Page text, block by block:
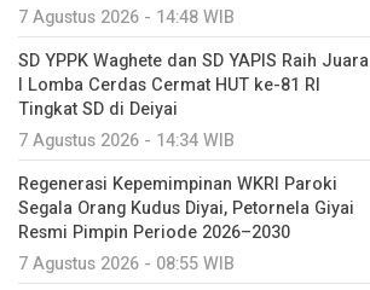
7 Agustus 2026 - 14:48 WIB
SD YPPK Waghete dan SD YAPIS Raih Juara
I Lomba Cerdas Cermat HUT ke-81 RI
Tingkat SD di Deiyai
7 Agustus 2026 - 14:34 WIB
Regenerasi Kepemimpinan WKRI Paroki
Segala Orang Kudus Diyai, Petornela Giyai
Resmi Pimpin Periode 2026–2030
7 Agustus 2026 - 08:55 WIB